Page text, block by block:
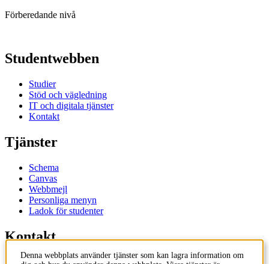
Förberedande nivå
Studentwebben
Studier
Stöd och vägledning
IT och digitala tjänster
Kontakt
Tjänster
Schema
Canvas
Webbmejl
Personliga menyn
Ladok för studenter
Kontakt
Kontakta utbildningsprogram
Denna webbplats använder tjänster som kan lagra information om